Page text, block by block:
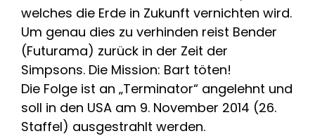
welches die Erde in Zukunft vernichten wird.
Um genau dies zu verhinden reist Bender
(Futurama) zurück in der Zeit der
Simpsons. Die Mission: Bart töten!
Die Folge ist an „Terminator“ angelehnt und
soll in den USA am 9. November 2014 (26.
Staffel) ausgestrahlt werden.